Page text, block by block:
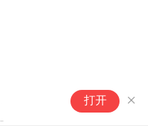
打开